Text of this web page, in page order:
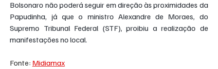
Bolsonaro não poderá seguir em direção às proximidades da
Papudinha, já que o ministro Alexandre de Moraes, do
Supremo Tribunal Federal (STF), proibiu a realização de
manifestações no local.
Fonte: Midiamax